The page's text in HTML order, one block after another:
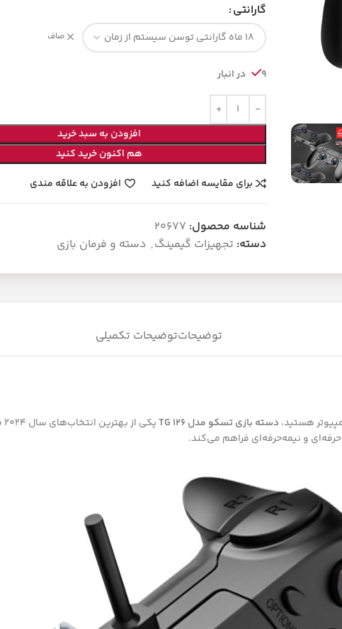
گارانتی
صاف
9 در انبار
افزودن به سبد خرید
هم اکنون خرید کنید
برای مقایسه اضافه کنید
افزودن به علاقه مندی
شناسه محصول: 20677
دسته: تجهیزات گیمینگ, دسته و فرمان بازی
توضیحاتتوضیحات تکمیلی
هستید، دسته بازی تسکو مدل TG 126
حرفه‌ای و نیمه‌حرفه‌ای فراهم می‌کند.